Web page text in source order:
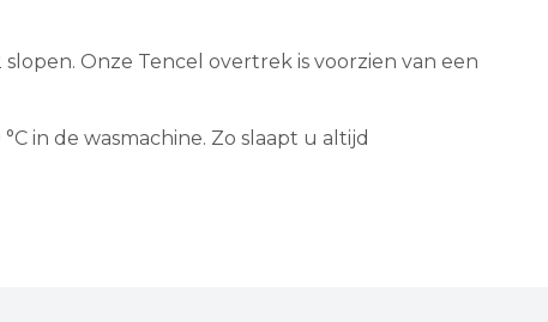
Onze Tencel overtrek is voorzien van een
in de wasmachine. Zo slaapt u altijd